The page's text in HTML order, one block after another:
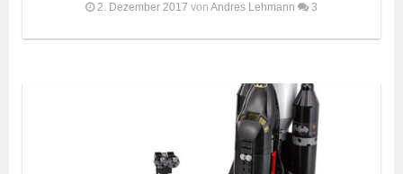
2. Dezember 2017 von Andres Lehmann 3